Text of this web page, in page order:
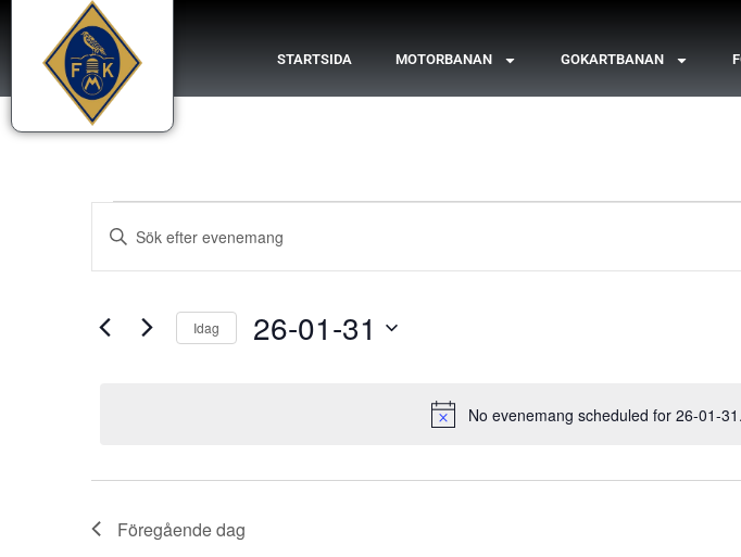
STARTSIDA MOTORBANAN GOKARTBANAN
No evenemang scheduled for 26-01-
Evenemang
Search
Views
Ange
nyckelord.
efter
nyckelord.
Idag 26-01-31
Föregående dag